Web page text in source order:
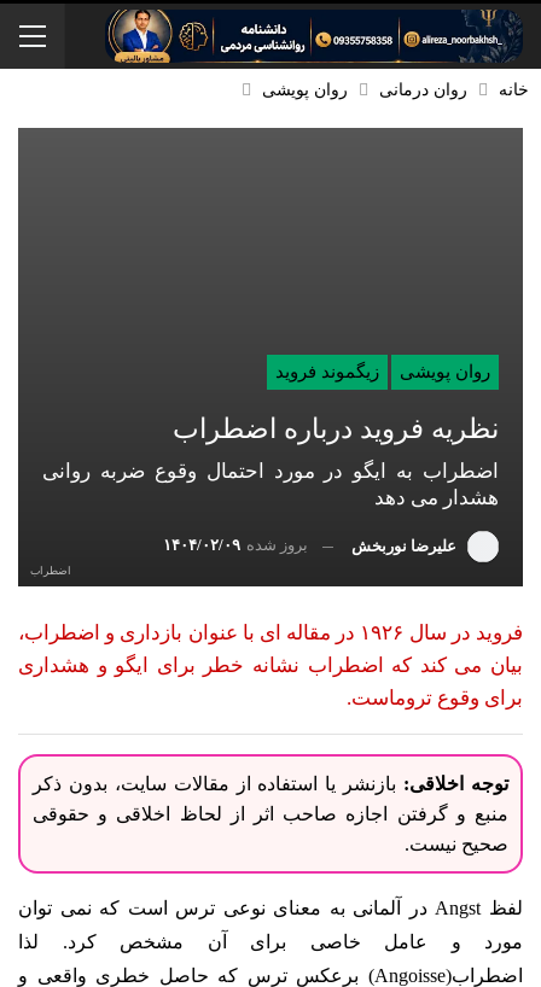
خانه روان درمانی روان پویشی
روان پویشی زیگموند فروید
نظریه فروید درباره اضطراب
اضطراب به ایگو در مورد احتمال وقوع ضربه روانی
هشدار می دهد
علیرضا نوربخش بروز شده ۱۴۰۴/۰۲/۰۹
اضطراب
فروید در سال ۱۹۲۶ در مقاله ای با عنوان بازداری و اضطراب،
بیان می کند که اضطراب نشانه خطر برای ایگو و هشداری
برای وقوع تروماست.
توجه اخلاقی: بازنشر یا استفاده از مقالات سایت، بدون ذکر
منبع و گرفتن اجازه صاحب اثر از لحاظ اخلاقی و حقوقی
صحیح نیست.
لفظ Angst در آلمانی به معنای نوعی ترس است که نمی توان
مورد و عامل خاصی برای آن مشخص کرد. لذا
اضطراب(Angoisse) برعکس ترس که حاصل خطری واقعی و